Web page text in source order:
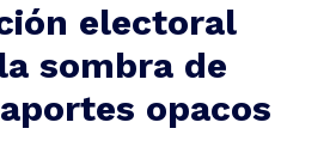
electoral
sombra de
opacos